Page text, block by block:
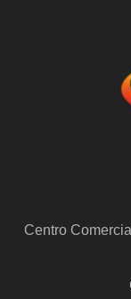
Centro